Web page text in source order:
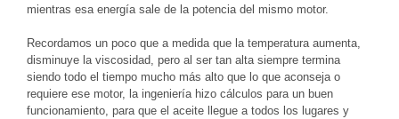
mientras esa energía sale de la potencia del mismo motor.
Recordamos un poco que a medida que la temperatura aumenta,
disminuye la viscosidad, pero al ser tan alta siempre termina
siendo todo el tiempo mucho más alto que lo que aconseja o
requiere ese motor, la ingeniería hizo cálculos para un buen
funcionamiento, para que el aceite llegue a todos los lugares y